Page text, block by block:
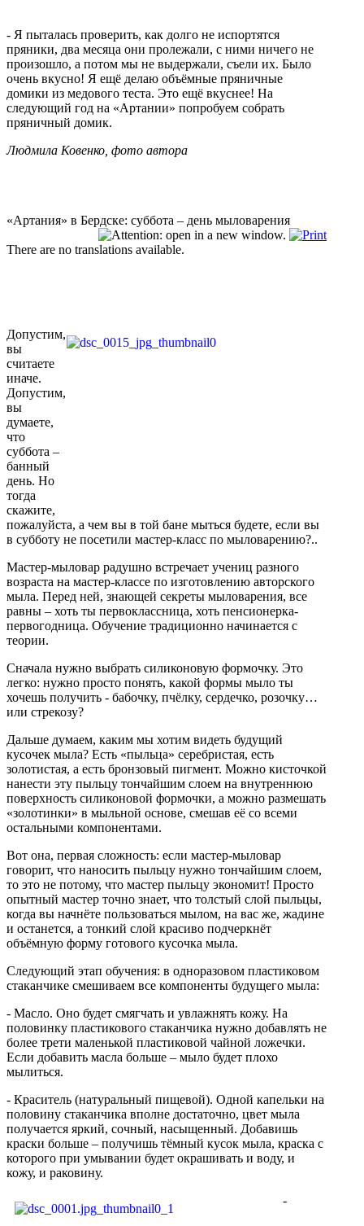
- Я пыталась проверить, как долго не испортятся
пряники, два месяца они пролежали, с ними ничего не
произошло, а потом мы не выдержали, съели их. Было
очень вкусно! Я ещё делаю объёмные пряничные
домики из медового теста. Это ещё вкуснее! На
следующий год на «Артании» попробуем собрать
пряничный домик.
Людмила Ковенко, фото автора
«Артания» в Бердске: суббота – день мыловарения
There are no translations available.
Допустим,
вы
считаете
иначе.
Допустим,
вы
думаете,
что
суббота –
банный
день. Но
тогда
скажите,
пожалуйста, а чем вы в той бане мыться будете, если вы
в субботу не посетили мастер-класс по мыловарению?..
Мастер-мыловар радушно встречает учениц разного
возраста на мастер-классе по изготовлению авторского
мыла. Перед ней, знающей секреты мыловарения, все
равны – хоть ты первоклассница, хоть пенсионерка-
первогодница. Обучение традиционно начинается с
теории.
Сначала нужно выбрать силиконовую формочку. Это
легко: нужно просто понять, какой формы мыло ты
хочешь получить - бабочку, пчёлку, сердечко, розочку…
или стрекозу?
Дальше думаем, каким мы хотим видеть будущий
кусочек мыла? Есть «пыльца» серебристая, есть
золотистая, а есть бронзовый пигмент. Можно кисточкой
нанести эту пыльцу тончайшим слоем на внутреннюю
поверхность силиконовой формочки, а можно размешать
«золотинки» в мыльной основе, смешав её со всеми
остальными компонентами.
Вот она, первая сложность: если мастер-мыловар
говорит, что наносить пыльцу нужно тончайшим слоем,
то это не потому, что мастер пыльцу экономит! Просто
опытный мастер точно знает, что толстый слой пыльцы,
когда вы начнёте пользоваться мылом, на вас же, жадине
и останется, а тонкий слой красиво подчеркнёт
объёмную форму готового кусочка мыла.
Следующий этап обучения: в одноразовом пластиковом
стаканчике смешиваем все компоненты будущего мыла:
- Масло. Оно будет смягчать и увлажнять кожу. На
половинку пластикового стаканчика нужно добавлять не
более трети маленькой пластиковой чайной ложечки.
Если добавить масла больше – мыло будет плохо
мылиться.
- Краситель (натуральный пищевой). Одной капельки на
половину стаканчика вполне достаточно, цвет мыла
получается яркий, сочный, насыщенный. Добавишь
краски больше – получишь тёмный кусок мыла, краска с
которого при умывании будет окрашивать и воду, и
кожу, и раковину.
-